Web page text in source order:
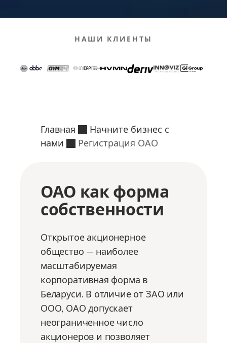
НАШИ КЛИЕНТЫ
Главная
Начните бизнес с
нами
Регистрация ОАО
ОАО как форма
собственности
Открытое акционерное
общество — наиболее
масштабируемая
корпоративная форма в
Беларуси. В отличие от ЗАО или
ООО, ОАО допускает
неограниченное число
акционеров и позволяет